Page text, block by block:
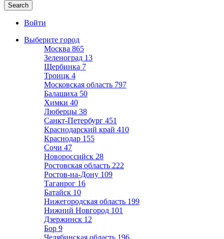
Войти
Выберите город
Москва 865
Зеленоград 13
Щербинка 7
Троицк 4
Московская область 797
Балашиха 50
Химки 40
Люберцы 38
Санкт-Петербург 451
Краснодарский край 410
Краснодар 155
Сочи 47
Новороссийск 28
Ростовская область 222
Ростов-на-Дону 109
Таганрог 16
Батайск 10
Нижегородская область 199
Нижний Новгород 101
Дзержинск 12
Бор 9
Челябинская область 196